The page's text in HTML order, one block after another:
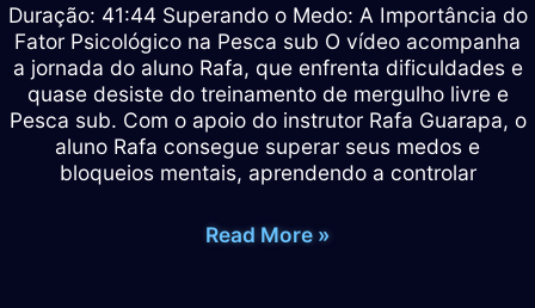
Duração: 41:44 Superando o Medo: A Importância do
Fator Psicológico na Pesca sub O vídeo acompanha
a jornada do aluno Rafa, que enfrenta dificuldades e
quase desiste do treinamento de mergulho livre e
Pesca sub. Com o apoio do instrutor Rafa Guarapa, o
aluno Rafa consegue superar seus medos e
bloqueios mentais, aprendendo a controlar
COMO
Read More »